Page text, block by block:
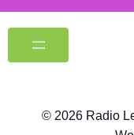
© 2026 Radio